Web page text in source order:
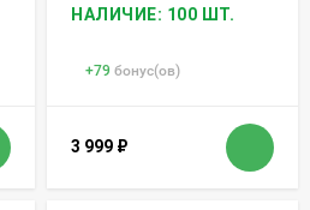
НАЛИЧИЕ: 100 ШТ.
+79 бонус(ов)
3 999 ₽